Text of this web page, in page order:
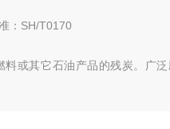
：SH/T0170
或其它石油产品的残炭。广